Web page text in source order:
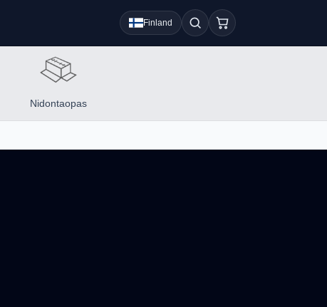
Finland
Nidontaopas